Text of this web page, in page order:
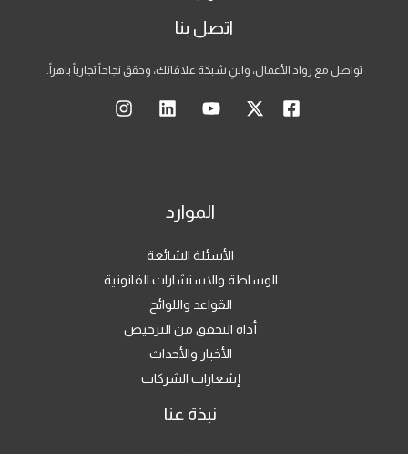
اتصل بنا
تواصل مع رواد الأعمال، وابنِ شبكة علاقاتك، وحقق نجاحاً تجارياً باهراً.
الموارد
الأسئلة الشائعة
الوساطة والاستشارات القانونية
القواعد واللوائح
أداة التحقق من الترخيص
الأخبار والأحداث
إشعارات الشركات
نبذة عنا